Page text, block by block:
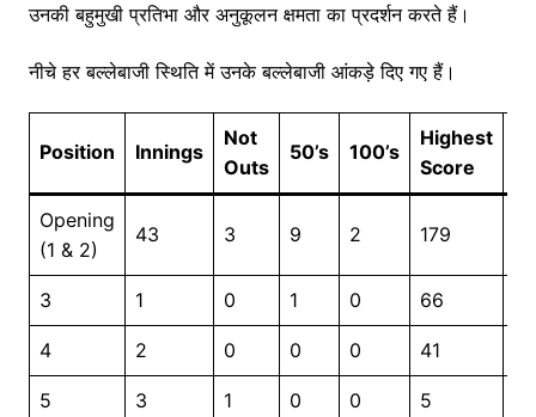
उनकी बहुमुखी प्रतिभा और अनुकूलन क्षमता का प्रदर्शन करते हैं।
नीचे हर बल्लेबाजी स्थिति में उनके बल्लेबाजी आंकड़े दिए गए हैं।
Position Innings
Not
Outs
50’s 100’s
Highest
Score
Opening
(1 & 2)
43 3 9 2 179
3 1 0 1 0 66
4 2 0 0 0 41
5 3 1 0 0 5